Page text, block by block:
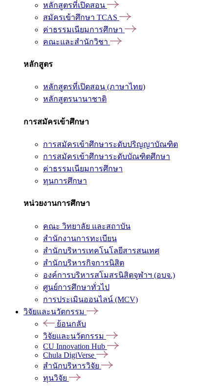
หลักสูตรที่เปิดสอน
สมัครเข้าศึกษา TCAS
ค่าธรรมเนียมการศึกษา
คณะและสำนักวิชา
หลักสูตร
หลักสูตรที่เปิดสอน (ภาษาไทย)
หลักสูตรนานาชาติ
การสมัครเข้าศึกษา
การสมัครเข้าศึกษาระดับปริญญาบัณฑิต
การสมัครเข้าศึกษาระดับบัณฑิตศึกษา
ค่าธรรมเนียมการศึกษา
ทุนการศึกษา
หน่วยงานการศึกษา
คณะ วิทยาลัย และสถาบัน
สำนักงานการทะเบียน
สำนักบริหารเทคโนโลยีสารสนเทศ
สำนักบริหารกิจการนิสิต
องค์การบริหารสโมสรนิสิตจุฬาฯ (อบจ.)
ศูนย์การศึกษาทั่วไป
การประเมินออนไลน์ (MCV)
วิจัยและนวัตกรรม
ย้อนกลับ
วิจัยและนวัตกรรม
CU Innovation Hub
Chula DigiVerse
สำนักบริหารวิจัย
ทุนวิจัย